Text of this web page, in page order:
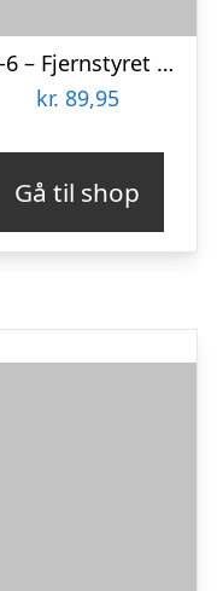
3-2-6 – Fjernstyret Dinosaur – Lys, Lyde Og Musik – Vn 63431
kr. 89,95
Gå til shop